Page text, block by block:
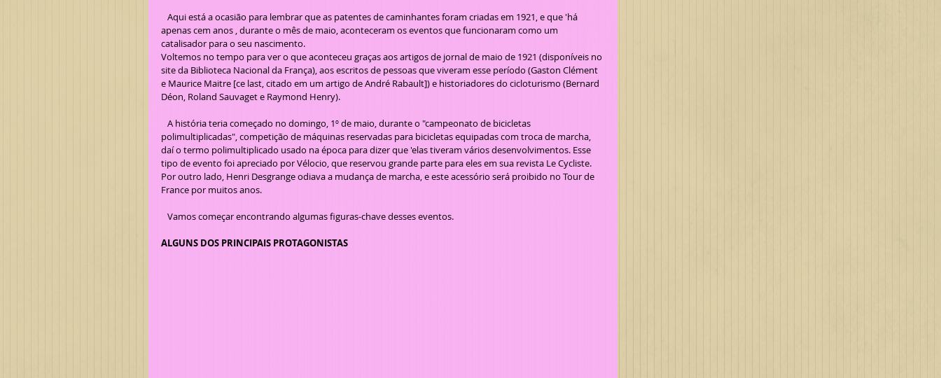
apenas cem anos , durante o mês de maio, aconteceram os eventos que funcionaram como um
catalisador para o seu nascimento.
Voltemos no tempo para ver o que aconteceu graças aos artigos de jornal de maio de 1921 (disponíveis no
site da Biblioteca Nacional da França), aos escritos de pessoas que viveram esse período (Gaston Clément
e Maurice Maitre [ce last, citado em um artigo de André Rabault]) e historiadores do cicloturismo (Bernard
Déon, Roland Sauvaget e Raymond Henry).
polimultiplicadas", competição de máquinas reservadas para bicicletas equipadas com troca de marcha,
daí o termo polimultiplicado usado na época para dizer que 'elas tiveram vários desenvolvimentos. Esse
tipo de evento foi apreciado por Vélocio, que reservou grande parte para eles em sua revista Le Cycliste.
Por outro lado, Henri Desgrange odiava a mudança de marcha, e este acessório será proibido no Tour de
France por muitos anos.
   Vamos começar encontrando algumas figuras-chave desses eventos.
ALGUNS DOS PRINCIPAIS PROTAGONISTAS